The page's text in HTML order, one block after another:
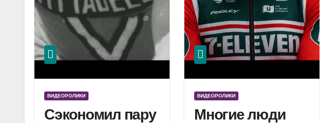
ВИДЕОРОЛИКИ
Сэкономил пару
ВИДЕОРОЛИКИ
Многие люди